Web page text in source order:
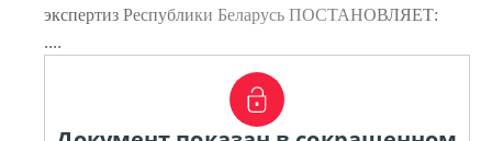
экспертиз Республики Беларусь ПОСТАНОВЛЯЕТ:
....